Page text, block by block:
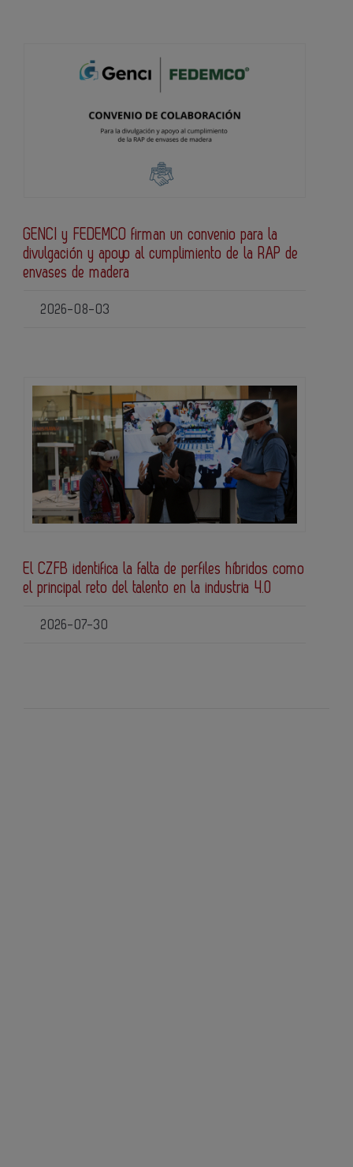
GENCI y FEDEMCO firman un convenio para la
divulgación y apoyo al cumplimiento de la RAP de
envases de madera
2026-08-03
El CZFB identifica la falta de perfiles híbridos como
el principal reto del talento en la industria 4.0
2026-07-30